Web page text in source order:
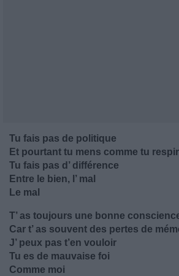
Tu fais pas de politique
Et pourtant tu mens comme tu
Tu fais pas d’ différence
Entre le bien, l’ mal
Le mal
T’ as toujours une bonne
Car t’ as souvent des pertes de
J’ peux pas t’en vouloir
Tu es de mauvaise foi
Comme moi